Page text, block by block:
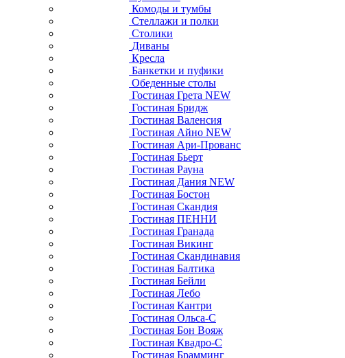
Комоды и тумбы
Стеллажи и полки
Столики
Диваны
Кресла
Банкетки и пуфики
Обеденные столы
Гостиная Грета NEW
Гостиная Бридж
Гостиная Валенсия
Гостиная Айно NEW
Гостиная Ари-Прованс
Гостиная Бьерт
Гостиная Рауна
Гостиная Дания NEW
Гостиная Бостон
Гостиная Скандия
Гостиная ПЕННИ
Гостиная Гранада
Гостиная Викинг
Гостиная Скандинавия
Гостиная Балтика
Гостиная Бейли
Гостиная Лебо
Гостиная Кантри
Гостиная Ольса-С
Гостиная Бон Вояж
Гостиная Квадро-С
Гостиная Брамминг